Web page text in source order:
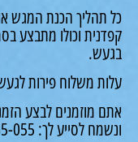
הכנת המגש או
וכולו מתבצע בסמוך
פירות לגעש: 60 שקלים
מוזמנים לבצע הזמנות
לך: 03-6565-055